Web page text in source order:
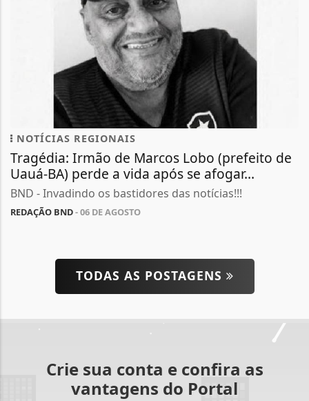
NOTÍCIAS REGIONAIS
Tragédia: Irmão de Marcos Lobo (prefeito de
Uauá-BA) perde a vida após se afogar...
BND - Invadindo os bastidores das notícias!!!
REDAÇÃO BND- 06 DE AGOSTO
TODAS AS POSTAGENS
Crie sua conta e confira as
vantagens do Portal